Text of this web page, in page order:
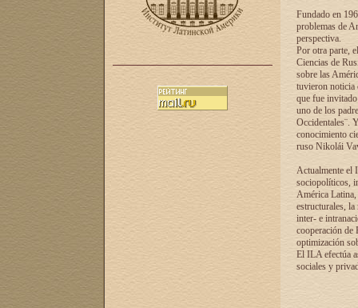
Fundado en
problemas de
perspectiva.
Por otra parte,
Ciencias de
sobre las
tuvieron noticia
que fue
uno de los
Occidentales¨.
conocimiento
ruso Nikolái
Actualmente el
sociopolíticos,
América Latina,
estructurales,
inter- e
cooperación de
optimización
El ILA efectúa
sociales y